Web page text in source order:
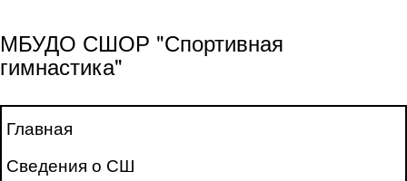
МБУДО СШОР "Спортивная
гимнастика"
Главная
Сведения о СШ